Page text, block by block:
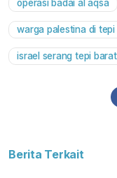
operasi badai al aqsa
warga palestina di
israel serang tepi barat
Berita Terkait